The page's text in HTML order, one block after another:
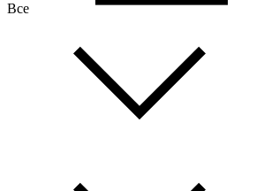
Все